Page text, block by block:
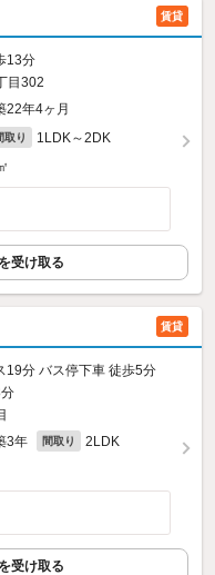
賃貸
13分
目302
22年4ヶ月
取り 1LDK～2DK
受け取る
賃貸
19分 バス停下車 徒歩5分
3年 間取り 2LDK
受け取る